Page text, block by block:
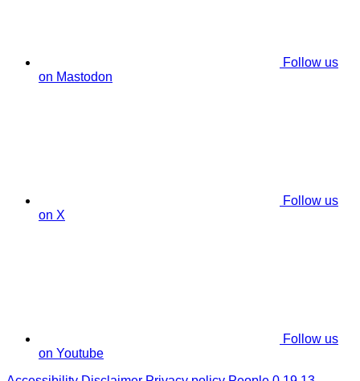
Follow us
on Mastodon
Follow us
on X
Follow us
on Youtube